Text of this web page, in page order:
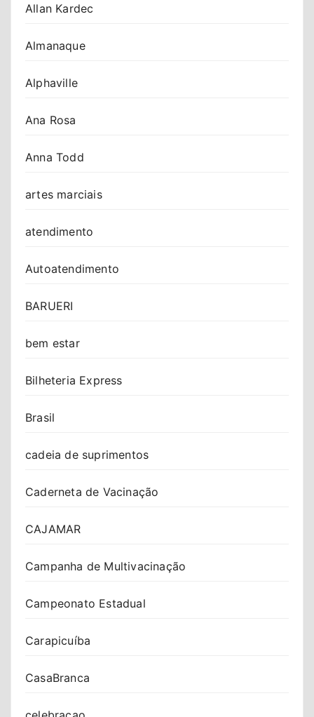
Allan Kardec
Almanaque
Alphaville
Ana Rosa
Anna Todd
artes marciais
atendimento
Autoatendimento
BARUERI
bem estar
Bilheteria Express
Brasil
cadeia de suprimentos
Caderneta de Vacinação
CAJAMAR
Campanha de Multivacinação
Campeonato Estadual
Carapicuíba
CasaBranca